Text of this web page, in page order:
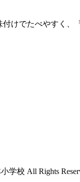
けでたべやすく、
学校 All Rights